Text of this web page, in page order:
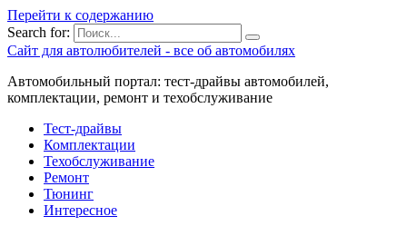
Перейти к содержанию
Search for:
Сайт для автолюбителей - все об автомобилях
Автомобильный портал: тест-драйвы автомобилей,
комплектации, ремонт и техобслуживание
Тест-драйвы
Комплектации
Техобслуживание
Ремонт
Тюнинг
Интересное